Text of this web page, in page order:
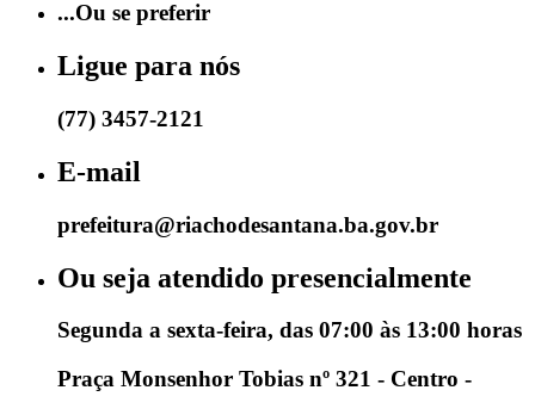
...Ou se preferir
Ligue para nós
(77) 3457-2121
E-mail
prefeitura@riachodesantana.ba.gov.br
Ou seja atendido presencialmente
Segunda a sexta-feira, das 07:00 às 13:00 horas
Praça Monsenhor Tobias nº 321 - Centro -